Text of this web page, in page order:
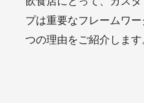
プは重要なフレームワ
つの理由をご紹介します